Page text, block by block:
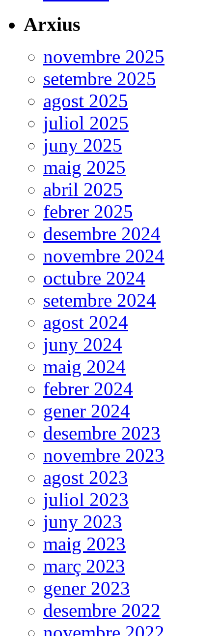
Arxius
novembre 2025
setembre 2025
agost 2025
juliol 2025
juny 2025
maig 2025
abril 2025
febrer 2025
desembre 2024
novembre 2024
octubre 2024
setembre 2024
agost 2024
juny 2024
maig 2024
febrer 2024
gener 2024
desembre 2023
novembre 2023
agost 2023
juliol 2023
juny 2023
maig 2023
març 2023
gener 2023
desembre 2022